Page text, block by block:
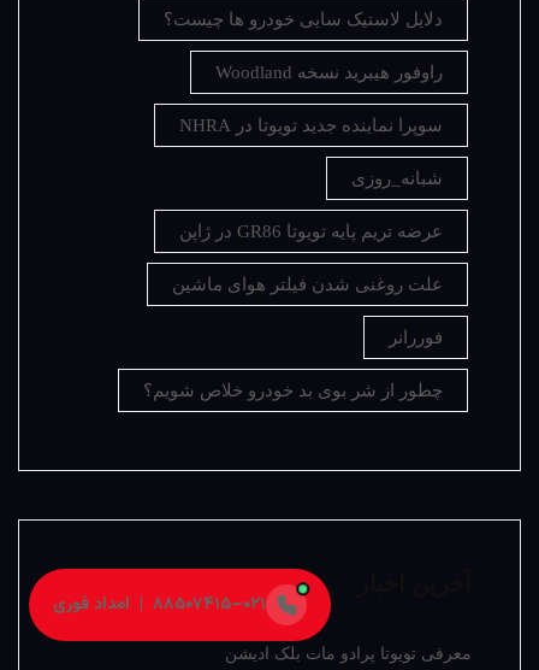
دلایل لاستیک سایی خودرو ها چیست؟
راوفور هیبرید نسخه Woodland
سوپرا نماینده جدید تویوتا در NHRA
شبانه_روزی
عرضه تریم پایه تویوتا GR86 در ژاپن
علت روغنی شدن فیلتر هوای ماشین
فوررانر
چطور از شر بوی بد خودرو خلاص شویم؟
معرفی تویوتا پرادو مات بلک ادیشن
۰۲۱–۸۸۵۰۷۴۱۵ | امداد فوری